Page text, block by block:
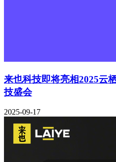
来也科技即将亮相2025云
技盛会
2025-09-17